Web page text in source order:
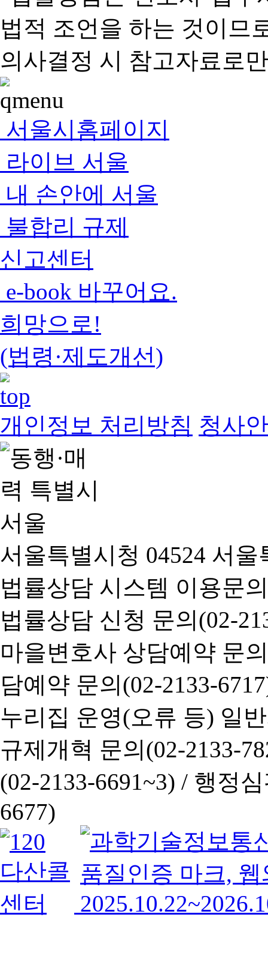
서울시홈페이지
라이브 서울
내 손안에 서울
불합리 규제
신고센터
e-book 바꾸어요.
희망으로!
(법령·제도개선)
개인정보 처리방침 청사
서울특별시청 04524 서
법률상담 시스템 이용문
법률상담 신청 문의(02-
마을변호사 상담예약 문
담예약 문의(02-2133-
누리집 운영(오류 등) 일
규제개혁 문의(02-2133-
(02-2133-6691~3) / 행정심
6677)